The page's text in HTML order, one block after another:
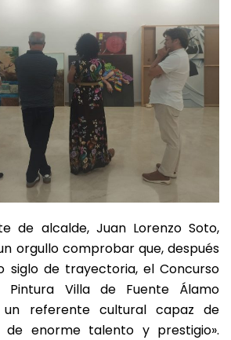
de alcalde, Juan Lorenzo Soto,
orgullo comprobar que, después
siglo de trayectoria, el Concurso
Pintura Villa de Fuente Álamo
un referente cultural capaz de
enorme talento y prestigio».